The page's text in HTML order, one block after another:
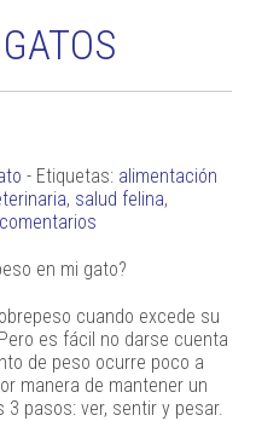
- Etiquetas: alimentación
, salud felina,
en mi gato?
cuando excede su
es fácil no darse cuenta
de peso ocurre poco a
manera de mantener un
pasos: ver, sentir y pesar.